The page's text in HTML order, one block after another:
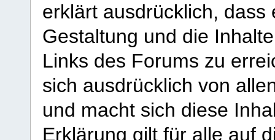
erklärt ausdrücklich,
Gestaltung und die
Links des Forums zu
sich ausdrücklich von
und macht sich diese
Erklärung gilt für alle auf